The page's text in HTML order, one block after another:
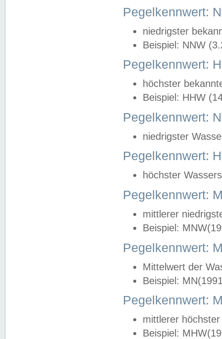
Pegelkennwert:
niedrigster
Beispiel: NNW
Pegelkennwert:
höchster
Beispiel: HHW
Pegelkennwert:
niedrigster
Pegelkennwert:
höchster
Pegelkennwert:
mittlerer
Beispiel:
Pegelkennwert:
Mittelwert der
Beispiel:
Pegelkennwert:
mittlerer
Beispiel: